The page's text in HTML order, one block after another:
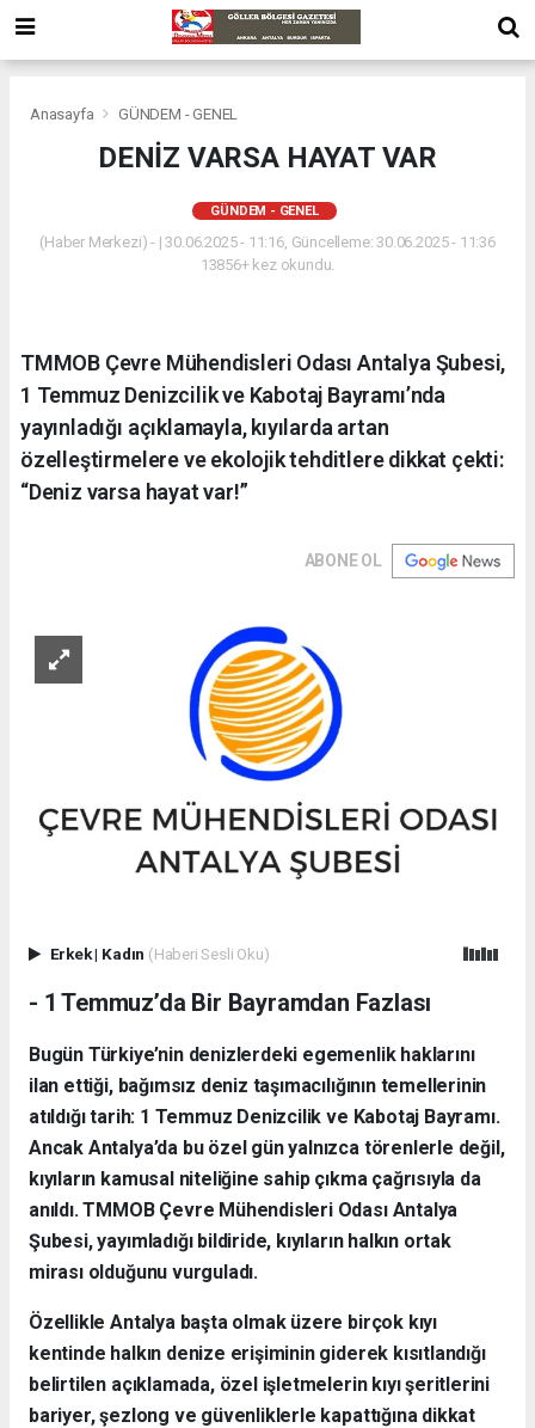
Anasayfa GÜNDEM - GENEL
DENİZ VARSA HAYAT VAR
GÜNDEM - GENEL
(Haber Merkezi) - | 30.06.2025 - 11:16, Güncelleme: 30.06.2025 - 11:36
13856+ kez okundu.
TMMOB Çevre Mühendisleri Odası Antalya Şubesi,
1 Temmuz Denizcilik ve Kabotaj Bayramı’nda
yayınladığı açıklamayla, kıyılarda artan
özelleştirmelere ve ekolojik tehditlere dikkat çekti:
“Deniz varsa hayat var!”
ABONE OL
Erkek| Kadın (Haberi Sesli Oku)
- 1 Temmuz’da Bir Bayramdan Fazlası
Bugün Türkiye’nin denizlerdeki egemenlik haklarını
ilan ettiği, bağımsız deniz taşımacılığının temellerinin
atıldığı tarih: 1 Temmuz Denizcilik ve Kabotaj Bayramı.
Ancak Antalya’da bu özel gün yalnızca törenlerle değil,
kıyıların kamusal niteliğine sahip çıkma çağrısıyla da
anıldı. TMMOB Çevre Mühendisleri Odası Antalya
Şubesi, yayımladığı bildiride, kıyıların halkın ortak
mirası olduğunu vurguladı.
Özellikle Antalya başta olmak üzere birçok kıyı
kentinde halkın denize erişiminin giderek kısıtlandığı
belirtilen açıklamada, özel işletmelerin kıyı şeritlerini
bariyer, şezlong ve güvenliklerle kapattığına dikkat